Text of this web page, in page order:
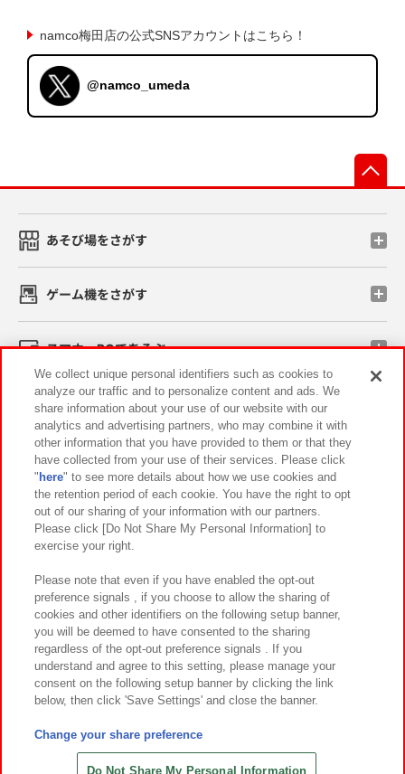
namco梅田店の公式SNSアカウントはこちら！
@namco_umeda
あそび場をさがす
ゲーム機をさがす
スマホ・PCであそぶ
イベント・キャンペーン
関連会社 サステナビリティ サイトポリシー
プライバシーポリシー ウェブアクセシビリティ方針と検証結果
お取引先さまとともに
カスタマーハラスメント対応方針 よくあるご質問・お問い合わせ
©Bandai Namco Amusement Inc.
©Bandai Namco Amusement Lab Inc.
©HANAYASHIKI Co., Ltd. All Rights Reserved.
We collect unique personal identifiers such as cookies to
analyze our traffic and to personalize content and ads. We
share information about your use of our website with our
analytics and advertising partners, who may combine it with
other information that you have provided to them or that they
have collected from your use of their services. Please click
" here" to see more details about how we use cookies and
the retention period of each cookie. You have the right to opt
out of our sharing of your information with our partners.
Please click [Do Not Share My Personal Information] to
exercise your right.
Please note that even if you have enabled the opt-out
preference signals , if you choose to allow the sharing of
cookies and other identifiers on the following setup banner,
you will be deemed to have consented to the sharing
regardless of the opt-out preference signals . If you
understand and agree to this setting, please manage your
consent on the following setup banner by clicking the link
below, then click 'Save Settings' and close the banner.
Change your share preference
Do Not Share My Personal Information